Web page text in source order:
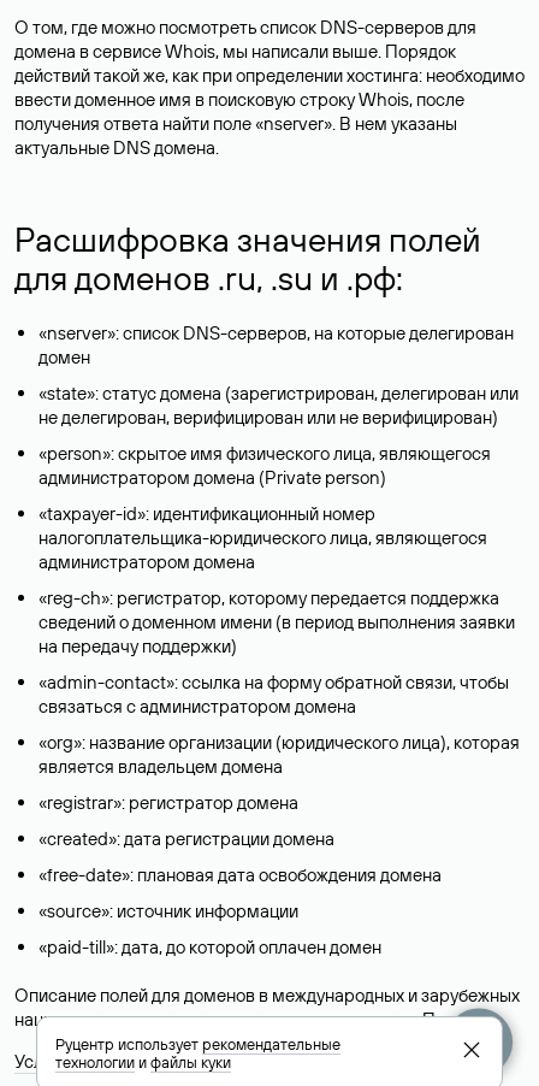
О том, где можно посмотреть список DNS-серверов для
домена в сервисе Whois, мы написали выше. Порядок
действий такой же, как при определении хостинга: необходимо
ввести доменное имя в поисковую строку Whois, после
получения ответа найти поле «nserver». В нем указаны
актуальные DNS домена.
Расшифровка значения полей
для доменов .ru, .su и .рф:
«nserver»: список DNS-серверов, на которые делегирован
домен
«state»: статус домена (зарегистрирован, делегирован или
не делегирован, верифицирован или не верифицирован)
«person»: скрытое имя физического лица, являющегося
администратором домена (Privatе person)
«taxpayer-id»: идентификационный номер
налогоплательщика-юридического лица, являющегося
администратором домена
«reg-ch»: регистратор, которому передается поддержка
сведений о доменном имени (в период выполнения заявки
на передачу поддержки)
«admin-contact»: ссылка на форму обратной связи, чтобы
связаться с администратором домена
«org»: название организации (юридического лица), которая
является владельцем домена
«registrar»: регистратор домена
«created»: дата регистрации домена
«free-date»: плановая дата освобождения домена
«source»: источник информации
«paid-till»: дата, до которой оплачен домен
Описание полей для доменов в международных и зарубежных
национальных доменах представлены в разделе «Помощь».
Условия использования Whois-сервиса
Руцентр используетрекомендательные
технологииифайлы куки